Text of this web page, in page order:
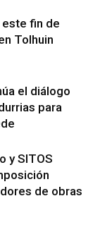
este fin de
Tolhuin
el diálogo
para
y SITOS
de obras